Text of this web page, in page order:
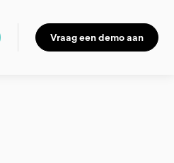
Vraag een demo aan